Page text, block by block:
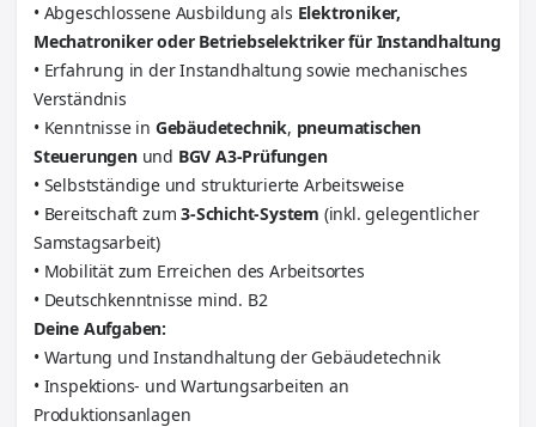
• Abgeschlossene Ausbildung als Elektroniker,
Mechatroniker oder Betriebselektriker für Instandhaltung
• Erfahrung in der Instandhaltung sowie mechanisches
Verständnis
• Kenntnisse in Gebäudetechnik, pneumatischen
Steuerungenund BGV A3-Prüfungen
• Selbstständige und strukturierte Arbeitsweise
• Bereitschaft zum3-Schicht-System (inkl. gelegentlicher
Samstagsarbeit)
• Mobilität zum Erreichen des Arbeitsortes
• Deutschkenntnisse mind. B2
Deine Aufgaben:
• Wartung und Instandhaltung der Gebäudetechnik
• Inspektions- und Wartungsarbeiten an
Produktionsanlagen